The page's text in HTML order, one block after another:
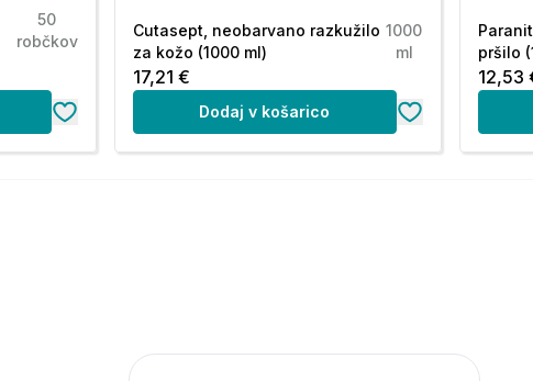
50
robčkov
Cutasept, neobarvano razkužilo
za kožo (1000 ml)
1000
ml
17,21 €
Dodaj v košarico
pršilo
12,53